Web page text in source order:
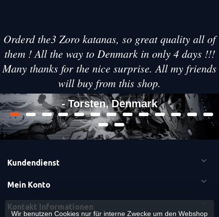
Orderd the3 Zoro katanas, so great quality all of
them ! All the way to Denmark in only 4 days !!!
Many thanks for the nice surprise. All my friends
will buy from this shop.
- Torsten, Denmark
Kundendienst
Mein Konto
Kontakt Informationen
Wir benutzen Cookies nur für interne Zwecke um den Webshop